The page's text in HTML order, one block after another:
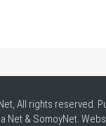
All rights reserved.
Net & SomoyNet.